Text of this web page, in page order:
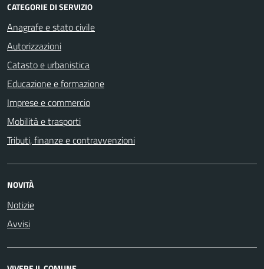
CATEGORIE DI SERVIZIO
Anagrafe e stato civile
Autorizzazioni
Catasto e urbanistica
Educazione e formazione
Imprese e commercio
Mobilità e trasporti
Tributi, finanze e contravvenzioni
NOVITÀ
Notizie
Avvisi